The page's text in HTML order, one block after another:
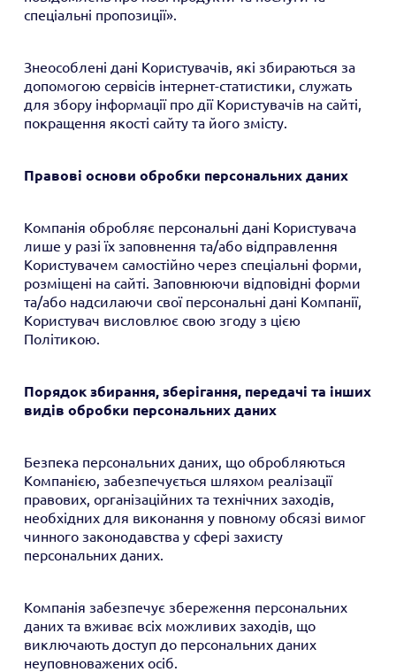
спеціальні пропозиції».
Знеособлені дані Користувачів, які збираються за
допомогою сервісів інтернет-статистики, служать
для збору інформації про дії Користувачів на сайті,
покращення якості сайту та його змісту.
Правові основи обробки персональних даних
Компанія обробляє персональні дані Користувача
лише у разі їх заповнення та/або відправлення
Користувачем самостійно через спеціальні форми,
розміщені на сайті. Заповнюючи відповідні форми
та/або надсилаючи свої персональні дані Компанії,
Користувач висловлює свою згоду з цією
Політикою.
Порядок збирання, зберігання, передачі та інших
видів обробки персональних даних
Безпека персональних даних, що обробляються
Компанією, забезпечується шляхом реалізації
правових, організаційних та технічних заходів,
необхідних для виконання у повному обсязі вимог
чинного законодавства у сфері захисту
персональних даних.
Компанія забезпечує збереження персональних
даних та вживає всіх можливих заходів, що
виключають доступ до персональних даних
неуповноважених осіб.